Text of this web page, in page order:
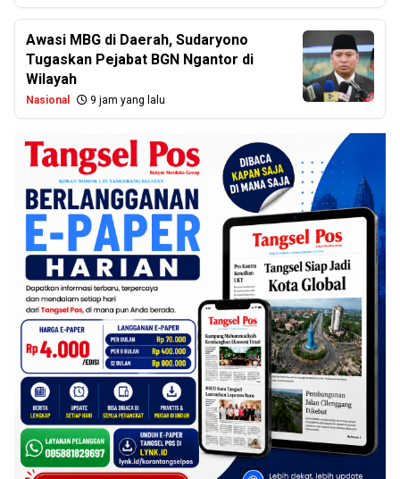
Awasi MBG di Daerah, Sudaryono
Tugaskan Pejabat BGN Ngantor di
Wilayah
Nasional 9 jam yang lalu